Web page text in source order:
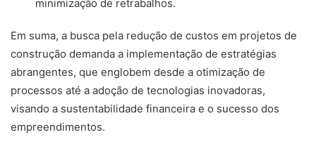
minimização de retrabalhos.
Em suma, a busca pela redução de custos em projetos de
construção demanda a implementação de estratégias
abrangentes, que englobem desde a otimização de
processos até a adoção de tecnologias inovadoras,
visando a sustentabilidade financeira e o sucesso dos
empreendimentos.